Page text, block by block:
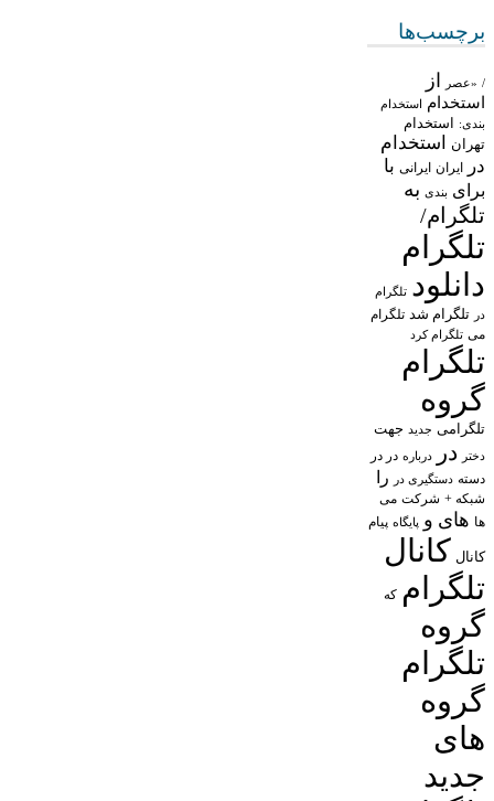
برچسب‌ها
/ «عصر از
استخدام استخدام
بندی: استخدام
تهران
استخدام
در
ایران ایرانی با
برای بندی به
تلگرام/
تلگرام
دانلود تلگرام
در تلگرام شد تلگرام
می تلگرام کرد
تلگرام
گروه
تلگرامی جدید جهت
دختر در درباره در در
دسته دستگیری در را
شبکه + شرکت می
ها های و پایگاه پیام
کانال کانال
تلگرام که
گروه
تلگرام
گروه
های
جدید